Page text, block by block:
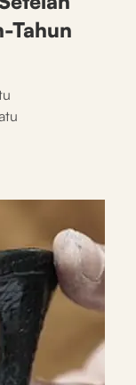
Tahun